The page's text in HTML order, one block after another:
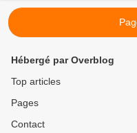
Hébergé par Overblog
Top articles
Pages
Contact